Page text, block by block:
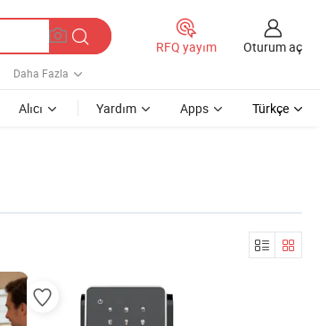
Daha Fazla
RFQ yayım Oturum aç
Alıcı Yardım Apps Türkçe